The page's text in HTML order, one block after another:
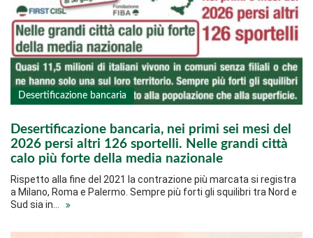
Desertificazione bancaria
Desertificazione bancaria, nei primi sei mesi del
2026 persi altri 126 sportelli. Nelle grandi città
calo più forte della media nazionale
Rispetto alla fine del 2021 la contrazione più marcata si registra
a Milano, Roma e Palermo. Sempre più forti gli squilibri tra Nord e
Sud sia in…